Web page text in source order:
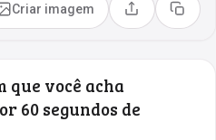
Criar imagem Compartilhar
Copiar
que você acha
60 segundos de